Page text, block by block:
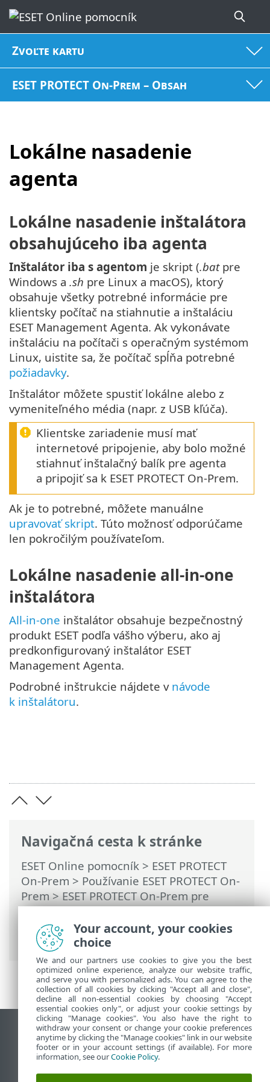
Zvoľte kartu
ESET PROTECT On-Prem – Obsah
Lokálne nasadenie
agenta
Navigačná cesta k stránke
ESET Online pomocník > ESET PROTECT
On-Prem > Používanie ESET PROTECT On-
Prem>ESET PROTECT On-Prem pre
poskytovateľov spravovaných služieb>
Proces nasadenia pre MSP> Lokálne
nasadenie agenta
Lokálne nasadenie inštalátora
obsahujúceho iba agenta
Inštalátor iba s agentom je skript (.batpre
Windows a .sh pre Linux a macOS), ktorý
obsahuje všetky potrebné informácie pre
klientsky počítač na stiahnutie a inštaláciu
ESET Management Agenta. Ak vykonávate
inštaláciu na počítači s operačným systémom
Linux, uistite sa, že počítač spĺňa potrebné
požiadavky.
Inštalátor môžete spustiť lokálne alebo z
vymeniteľného média (napr. z USB kľúča).
Klientske zariadenie musí mať
internetové pripojenie, aby bolo možné
stiahnuť inštalačný balík pre agenta
a pripojiť sa k ESET PROTECT On-Prem.
Ak je to potrebné, môžete manuálne
upravovať skript. Túto možnosť odporúčame
len pokročilým používateľom.
Lokálne nasadenie all-in-one
inštalátora
All-in-one inštalátor obsahuje bezpečnostný
produkt ESET podľa vášho výberu, ako aj
predkonfigurovaný inštalátor ESET
Management Agenta.
Podrobné inštrukcie nájdete v návode
k inštalátoru.
Zobraziť stránku ako na počítači
End of Life
Databáza znalostí ESET
Your account, your cookies
choice
We and our partners use cookies to give you the best
optimized online experience, analyze our website traffic,
and serve you with personalized ads. You can agree to the
collection of all cookies by clicking "Accept all and close",
decline all non-essential cookies by choosing "Accept
essential cookies only", or adjust your cookie settings by
clicking "Manage cookies". You also have the right to
withdraw your consent or change your cookie preferences
anytime by clicking the "Manage cookies" link in our website
footer or in your account settings (if available). For more
information, see ourCookie Policy.